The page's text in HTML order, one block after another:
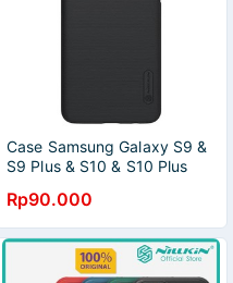
Case Samsung Galaxy S9 &
S9 Plus & S10 & S10 Plus
Rp90.000